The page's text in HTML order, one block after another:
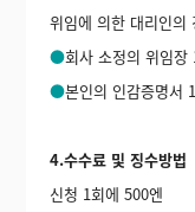
위임에 의한 대리인의
●회사 소정의 위임장
●본인의 인감증명서
4.수수료 및 징수방법
신청 1회에 500엔